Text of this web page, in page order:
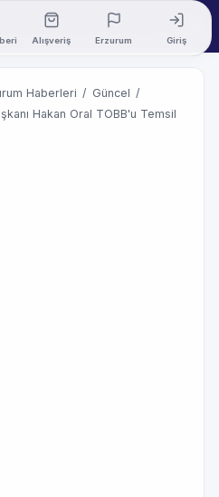
Alışveriş Erzurum Giriş
Haberleri / Güncel /
Hakan Oral TOBB'u Temsil